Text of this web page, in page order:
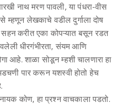
नाथ मरण पावली, या पंधरा-वीस
म्हणून लेखकाचे वडील दुर्गाला दोष
सहन करीत एका कोपऱ्यात बसून रडत
धीरगंभीरता, संयम आणि
आहे. शाळा सोडून म्हशी चालणारा हा
पार करून यशस्वी होतो हेच
कोण, हा प्रश्न वाचकाला पडतो.